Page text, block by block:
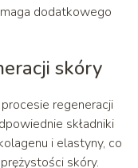
dodatkowego
skóry
regeneracji
składniki
i elastyny, co
skóry.